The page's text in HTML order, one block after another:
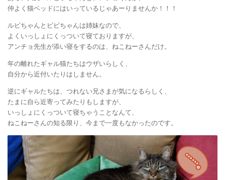
仲よく猫ベッドにはいっているじゃあーりませんか！！！
ルビちゃんとビビちゃんは姉妹なので、
よくいっしょにくっついて寝ておりますが、
アンチョ先生が添い寝をするのは、ねこねーさんだけ。
年の離れたギャル猫たちはウザいらしく、
自分から近付いたりはしません。
逆にギャルたちは、つれない兄さまが気になるらしく、
たまに自ら近寄ってみたりもしますが、
いっしょにくっついて寝ちゃうことなんて、
ねこねーさんの知る限り、今まで一度もなかったのです。